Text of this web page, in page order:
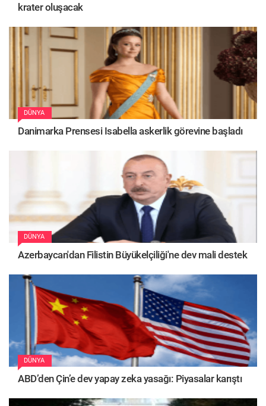
krater oluşacak
DÜNYA
Danimarka Prensesi Isabella askerlik görevine başladı
DÜNYA
Azerbaycan'dan Filistin Büyükelçiliği'ne dev mali destek
DÜNYA
ABD’den Çin’e dev yapay zeka yasağı: Piyasalar karıştı